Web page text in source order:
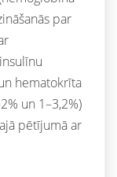
par
hematokrīta
un 1–3,2%)
pētījumā ar